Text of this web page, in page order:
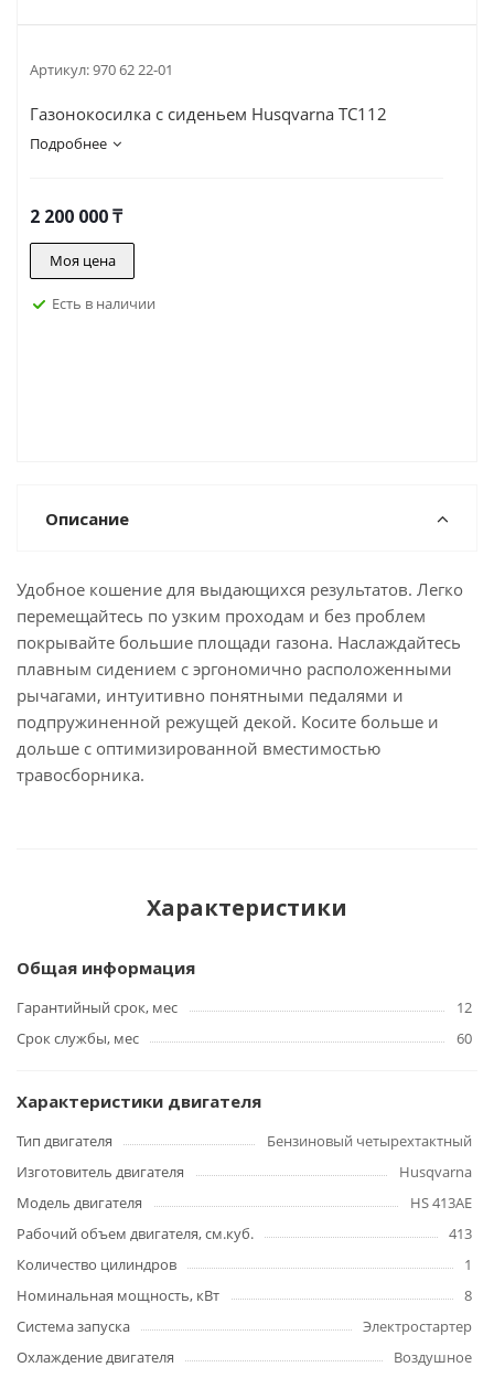
Артикул:970 62 22-01
Газонокосилка с сиденьем Husqvarna TC112
Подробнее
2 200 000₸
Моя цена
Есть в наличии
Описание
Удобное кошение для выдающихся результатов. Легко
перемещайтесь по узким проходам и без проблем
покрывайте большие площади газона. Наслаждайтесь
плавным сидением с эргономично расположенными
рычагами, интуитивно понятными педалями и
подпружиненной режущей декой. Косите больше и
дольше с оптимизированной вместимостью
травосборника.
Характеристики
Общая информация
Гарантийный срок, мес
12
Срок службы, мес
60
Характеристики двигателя
Тип двигателя
Бензиновый четырехтактный
Изготовитель двигателя
Husqvarna
Модель двигателя
HS 413AE
Рабочий объем двигателя, см.куб.
413
Количество цилиндров
1
Номинальная мощность, кВт
8
Система запуска
Электростартер
Охлаждение двигателя
Воздушное